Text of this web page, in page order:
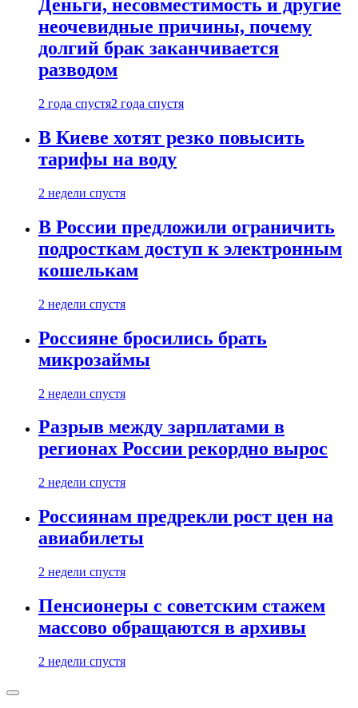
Деньги, несовместимость и другие
неочевидные причины, почему
долгий брак заканчивается
разводом
2 года спустя2 года спустя
В Киеве хотят резко повысить
тарифы на воду
2 недели спустя
В России предложили ограничить
подросткам доступ к электронным
кошелькам
2 недели спустя
Россияне бросились брать
микрозаймы
2 недели спустя
Разрыв между зарплатами в
регионах России рекордно вырос
2 недели спустя
Россиянам предрекли рост цен на
авиабилеты
2 недели спустя
Пенсионеры с советским стажем
массово обращаются в архивы
2 недели спустя